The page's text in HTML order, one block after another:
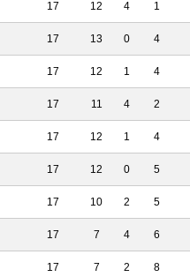
17 12 4 1
17 13 0 4
17 12 1 4
17 11 4 2
17 12 1 4
17 12 0 5
17 10 2 5
17 7 4 6
17 7 2 8